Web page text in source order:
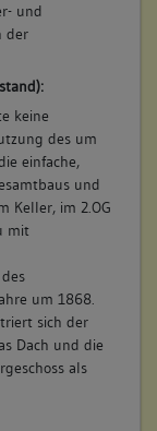
und
der
keine
des um
einfache,
und
Keller, im 2.OG
mit
um 1868.
sich der
Dach und die
als